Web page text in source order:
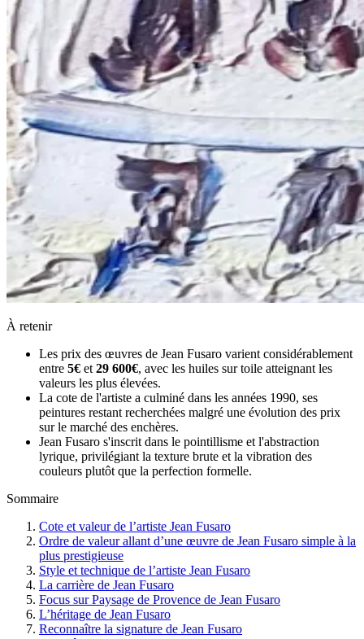
À retenir
Les prix des œuvres de Jean Fusaro varient considérablement
entre 5€ et 29 600€, avec les huiles sur toile atteignant les
valeurs les plus élevées.
La cote de l'artiste a culminé dans les années 1990, ses
peintures restant recherchées malgré une évolution des prix
sur le marché des enchères.
Jean Fusaro s'inscrit dans le pointillisme et l'abstraction
lyrique, privilégiant la texture brute et la vibration des
couleurs plutôt que la perfection formelle.
Sommaire
Cote et valeur de l’artiste Jean Fusaro
Ordre de valeur allant d’une œuvre de Jean Fusaro simple à la
plus prestigieuse
Style et technique de l’artiste Jean Fusaro
La carrière de Jean Fusaro
Focus sur Paysage de Provence de Jean Fusaro
L’héritage de Jean Fusaro
Reconnaître la signature de Jean Fusaro